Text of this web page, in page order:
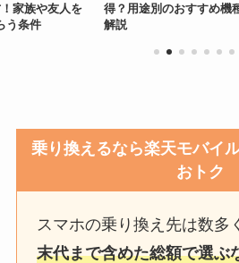
家族や友人を
う条件
得？用途別のおすすめ機
解説
乗り換えるなら楽天モバイ
おトク
スマホの乗り換え先は数多
末代まで含めた総額で選ぶ